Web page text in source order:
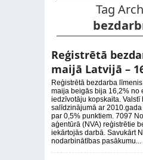
Tag
Reģistrētā
maijā Latvijā –
Reģistrētā bezdarba
maija beigās bija 16,2% no
iedzīvotāju kopskaita. Valstī
salīdzinājumā ar
par 0,5% punktiem. 7097
aģentūrā (NVA) reģistrētie
iekārtojās darbā. Savukārt
nodarbinātības pasākumu...